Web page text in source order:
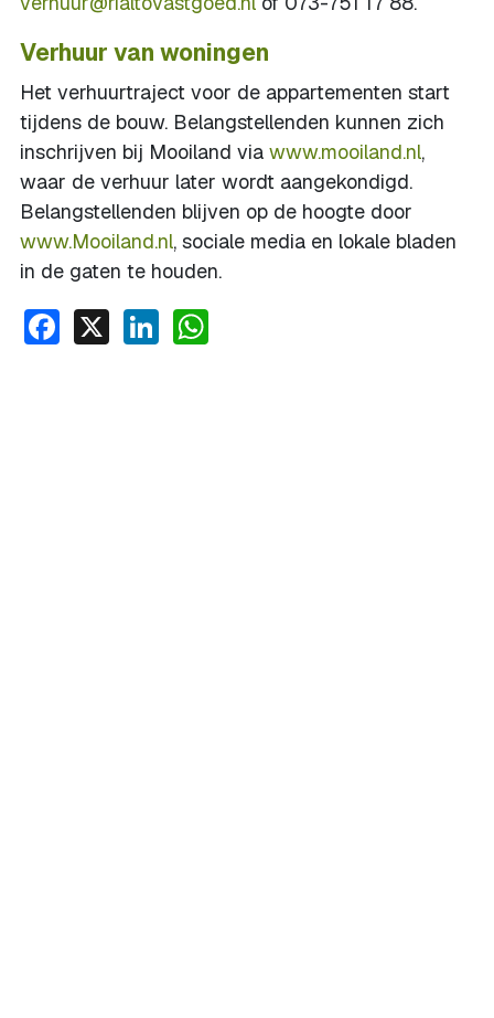
Verhuur van woningen
Het verhuurtraject voor de appartementen start
tijdens de bouw. Belangstellenden kunnen zich
inschrijven bij Mooiland via www.mooiland.nl,
waar de verhuur later wordt aangekondigd.
Belangstellenden blijven op de hoogte door
www.Mooiland.nl, sociale media en lokale bladen
in de gaten te houden.
Facebook
X LinkedIn